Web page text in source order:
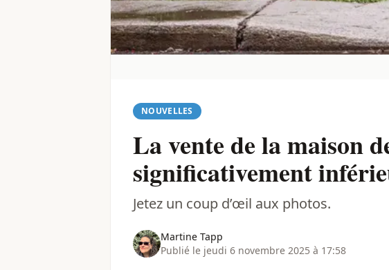
NOUVELLES
La vente de la maison
significativement
Jetez un coup d’œil aux photos.
Martine Tapp
Publié le jeudi 6 novembre 2025 à 17:58